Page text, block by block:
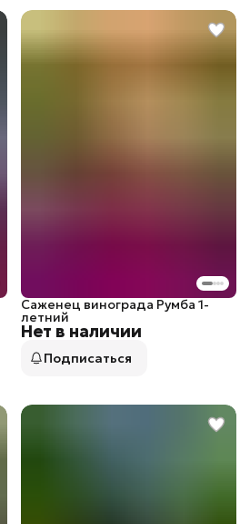
Нет в наличии
Саженец винограда Румба 1-
летний
Подписаться